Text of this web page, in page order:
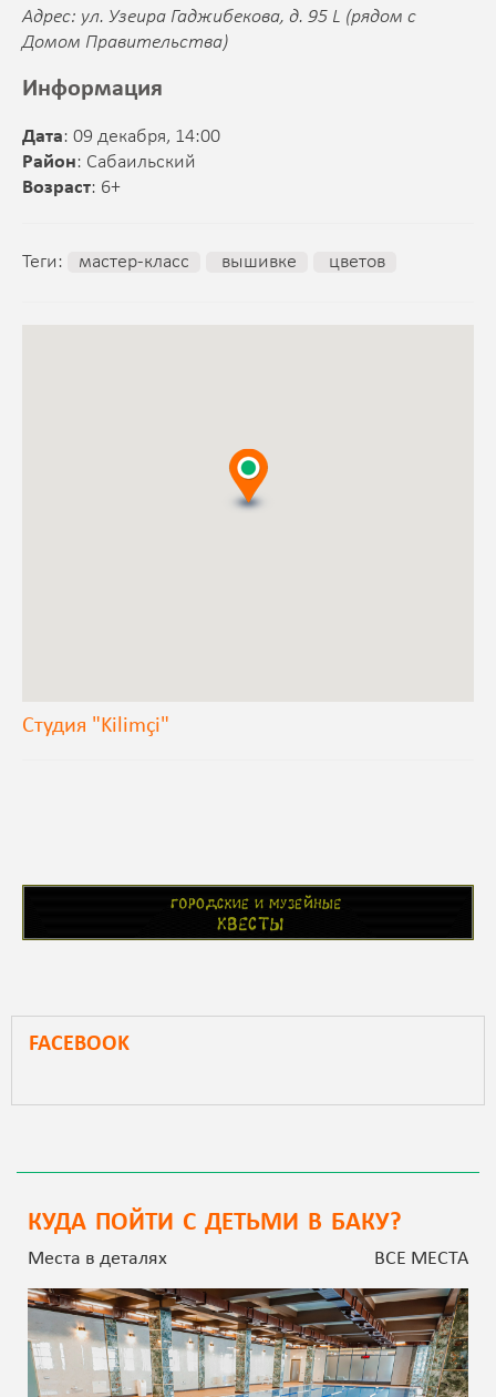
Адрес: ул. Узеира Гаджибекова, д. 95 L (рядом с
Домом Правительства)
Информация
Дата: 09 декабря, 14:00
Район: Сабаильский
Возраст: 6+
Теги: мастер-класс вышивке цветов
Cтудия "Kilimçi"
FACEBOOK
КУДА ПОЙТИ С ДЕТЬМИ В БАКУ?
Места в деталях ВСЕ МЕСТА